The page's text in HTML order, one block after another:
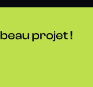
beau projet!